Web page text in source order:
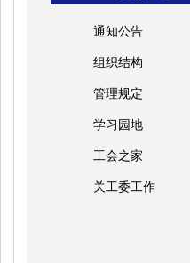
通知公告
组织结构
管理规定
学习园地
工会之家
关工委工作